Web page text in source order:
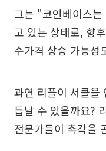
그는 "코인베이스
고 있는 상태로, 향
수가격 상승 가능성
과연 리플이 서클을
듭날 수 있을까요?
전문가들이 촉각을